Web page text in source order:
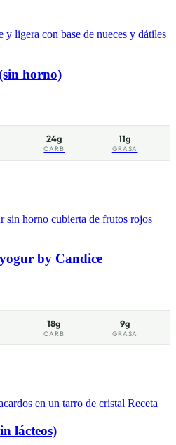
horno)
24g
CARB
11g
GRASA
by Candice
18g
CARB
9g
GRASA
Receta
lácteos)